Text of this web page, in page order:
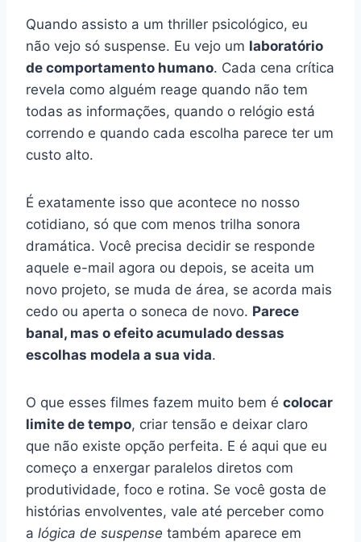
Quando assisto a um thriller psicológico, eu
não vejo só suspense. Eu vejo um laboratório
de comportamento humano. Cada cena crítica
revela como alguém reage quando não tem
todas as informações, quando o relógio está
correndo e quando cada escolha parece ter um
custo alto.
É exatamente isso que acontece no nosso
cotidiano, só que com menos trilha sonora
dramática. Você precisa decidir se responde
aquele e-mail agora ou depois, se aceita um
novo projeto, se muda de área, se acorda mais
cedo ou aperta o soneca de novo. Parece
banal, mas o efeito acumulado dessas
escolhas modela a sua vida.
O que esses filmes fazem muito bem é colocar
limite de tempo, criar tensão e deixar claro
que não existe opção perfeita. E é aqui que eu
começo a enxergar paralelos diretos com
produtividade, foco e rotina. Se você gosta de
histórias envolventes, vale até perceber como
a lógica de suspense também aparece em